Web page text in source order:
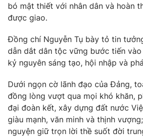
bó mật thiết với nhân dân và hoàn
được giao.
Đồng chí Nguyễn Tụ bày tỏ tin
dẫn dắt dân tộc vững bước tiến
kỷ nguyên sáng tạo, hội nhập và
Dưới ngọn cờ lãnh đạo của Đảng,
đồng lòng vượt qua mọi khó khăn,
đại đoàn kết, xây dựng đất nước
giàu mạnh, văn minh và thịnh
nguyện giữ trọn lời thề suốt đời